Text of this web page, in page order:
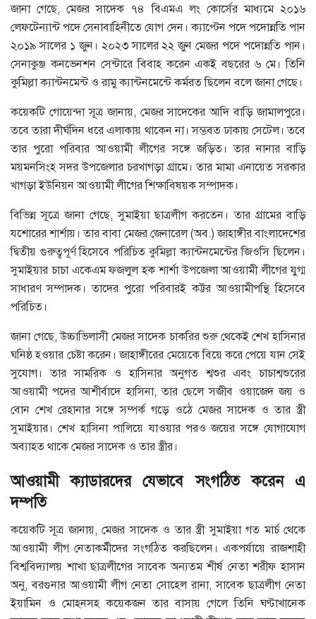
জানা গেছে, মেজর সাদেক ৭৪ বিএমএ লং কোর্সের মাধ্যমে ২০১৬
লেফটেন্যান্ট পদে সেনাবাহিনীতে যোগ দেন। ক্যাপ্টেন পদে পদোন্নতি পান
২০১৯ সালের ১ জুন। ২০২৩ সালের ২২ জুন মেজর পদে পদোন্নতি পান।
সেনাকুঞ্জ কনভেনশন সেন্টারে বিবাহ করেন একই বছরের ৬ মে। তিনি
কুমিল্লা ক্যান্টনমেন্ট ও রামু ক্যান্টনমেন্টে কর্মরত ছিলেন বলে জানা গেছে।
কয়েকটি গোয়েন্দা সূত্র জানায়, মেজর সাদেকের আদি বাড়ি জামালপুরে।
তবে তারা দীর্ঘদিন ধরে এলাকায় থাকেন না। সম্ভবত ঢাকায় সেটেল। তবে
তার পুরো পরিবার আওয়ামী লীগের সঙ্গে জড়িত। তার নানার বাড়ি
ময়মনসিংহ সদর উপজেলার চরখাগড়া গ্রামে। তার মামা এনায়েত সরকার
খাগড়া ইউনিয়ন আওয়ামী লীগের শিক্ষাবিষয়ক সম্পাদক।
বিভিন্ন সূত্রে জানা গেছে, সুমাইয়া ছাত্রলীগ করতেন। তার গ্রামের বাড়ি
যশোরের শার্শায়। তার বাবা মেজর জেনারেল (অব.) জাহাঙ্গীর বাংলাদেশের
দ্বিতীয় গুরুত্বপূর্ণ হিসেবে পরিচিত কুমিল্লা ক্যান্টনমেন্টের জিওসি ছিলেন।
সুমাইয়ার চাচা একেএম ফজলুল হক শার্শা উপজেলা আওয়ামী লীগের যুগ্ম
সাধারণ সম্পাদক। তাদের পুরো পরিবারই কট্টর আওয়ামীপন্থি হিসেবে
পরিচিত।
জানা গেছে, উচ্চাভিলাসী মেজর সাদেক চাকরির শুরু থেকেই শেখ হাসিনার
ঘনিষ্ঠ হওয়ার চেষ্টা করেন। জাহাঙ্গীরের মেয়েকে বিয়ে করে পেয়ে যান সেই
সুযোগ। তার সামরিক ও হাসিনার অনুগত শ্বশুর এবং চাচাশ্বশুরের
আওয়ামী পদের আশীর্বাদে হাসিনা, তার ছেলে সজীব ওয়াজেদ জয় ও
বোন শেখ রেহানার সঙ্গে সম্পর্ক গড়ে ওঠে মেজর সাদেক ও তার স্ত্রী
সুমাইয়ার। শেখ হাসিনা পালিয়ে যাওয়ার পরও জয়ের সঙ্গে যোগাযোগ
অব্যাহত থাকে মেজর সাদেক ও তার স্ত্রীর।
আওয়ামী ক্যাডারদের যেভাবে সংগঠিত করেন এ
দম্পতি
কয়েকটি সূত্র জানায়, মেজর সাদেক ও তার স্ত্রী সুমাইয়া গত মার্চ থেকে
আওয়ামী লীগ নেতাকর্মীদের সংগঠিত করছিলেন। একপর্যায়ে রাজশাহী
বিশ্ববিদ্যালয় শাখা ছাত্রলীগের সাবেক অন্যতম শীর্ষ নেতা শরীফ হাসান
অনু, বরগুনার আওয়ামী লীগ নেতা সোহেল রানা, সাবেক ছাত্রলীগ নেতা
ইয়ামিন ও মোহনসহ কয়েকজন তার বাসায় গেলে তিনি ঘণ্টাখানেক